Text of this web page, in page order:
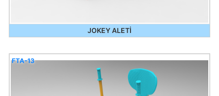
JOKEY ALETİ
FTA-13